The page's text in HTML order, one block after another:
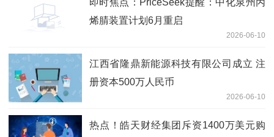
烯腈装置计划6月重启
2026-06-10
江西省隆鼎新能源科技有限公司成立 注
册资本500万人民币
2026-06-10
热点！皓天财经集团斥资1400万美元购